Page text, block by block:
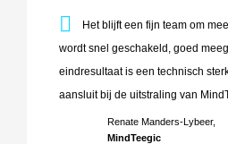
Renate Manders-Lybeer,
MindTeegic
Het blijft een fijn team om
wordt snel geschakeld, goed
eindresultaat is een technisch
aansluit bij de uitstraling van
Het blijft een fijn team om